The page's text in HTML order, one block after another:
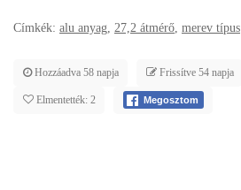
Címkék: alu anyag, 27,2 átmérő, merev típus
Hozzáadva 58 napja Frissítve 54 napja
Elmentették: 2 Megosztom